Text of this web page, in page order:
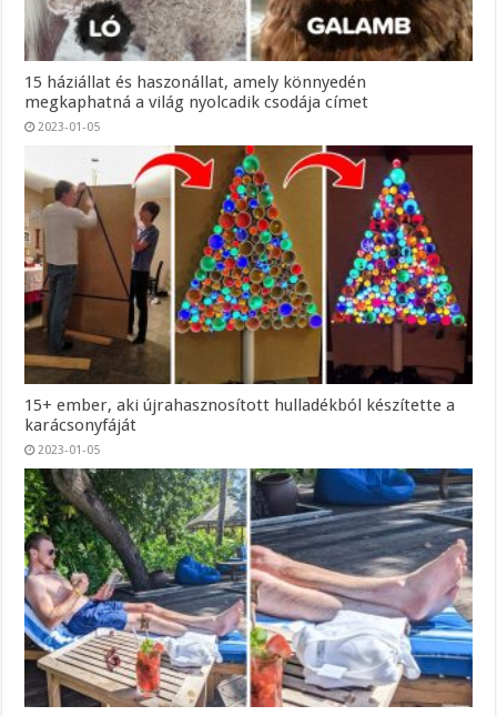
15 háziállat és haszonállat, amely könnyedén
megkaphatná a világ nyolcadik csodája címet
2023-01-05
15+ ember, aki újrahasznosított hulladékból készítette a
karácsonyfáját
2023-01-05